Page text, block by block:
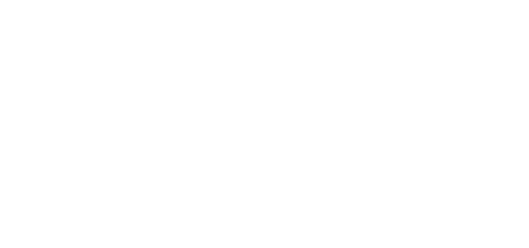
a American Express. Městská/turistická daň se platí na místě.
a American Express. Městská/turistická daň se platí na místě.